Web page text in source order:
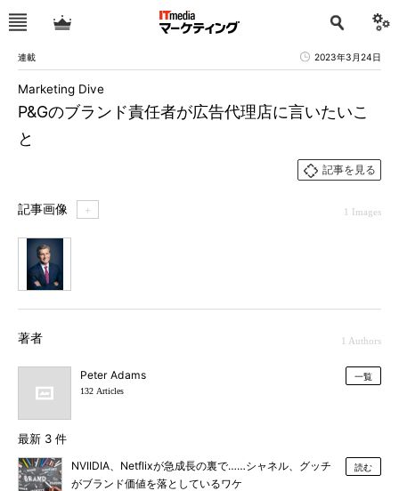
連載 2023年3月24日
P&Gのブランド責任者が広告代理店に言いたいこ
と
Marketing Dive
記事を見る
記事画像 ＋ 1 Images
著者 1 Authors
Peter Adams
132 Articles
一覧
最新 3 件
NVIIDIA、Netflixが急成長の裏で……シャネル、グッチ
がブランド価値を落としているワケ
読む